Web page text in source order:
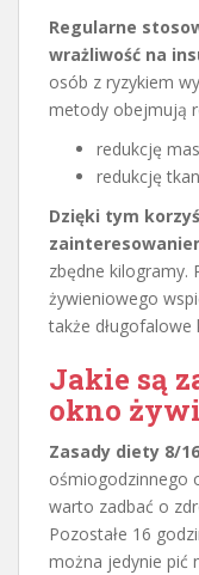
Regularne
wrażliwość na
osób z ryzykiem
metody obejmują
redukcję
redukcję
Dzięki tym
zbędne kilogramy.
żywieniowego
także długofalowe
Jakie są
okno
Zasady diety 8/16
ośmiogodzinnego
warto zadbać o
Pozostałe 16
można jedynie pić